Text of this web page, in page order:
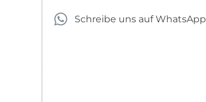
Schreibe uns auf WhatsApp